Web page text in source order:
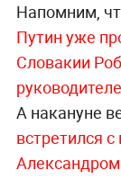
Напомним,
Путин уже
Словакии
А накануне
встретился